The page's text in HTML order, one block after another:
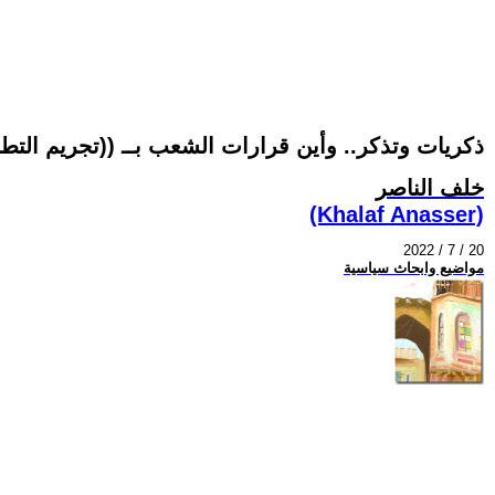
ذكريات وتذكر.. وأين قرارات الشعب بــ ((تجريم
خلف الناصر
(Khalaf Anasser)
2022 / 7 / 20
مواضيع وابحاث سياسية